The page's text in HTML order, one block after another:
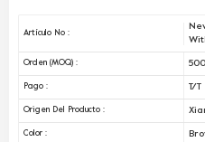
Artículo No :
Orden (MOQ) :
Pago : T/T
Origen Del Producto :
Color :